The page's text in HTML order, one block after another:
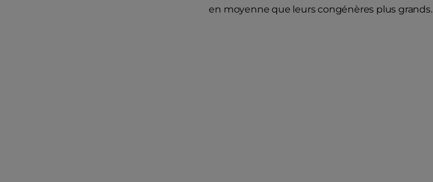
en moyenne que leurs congénères plus grands.